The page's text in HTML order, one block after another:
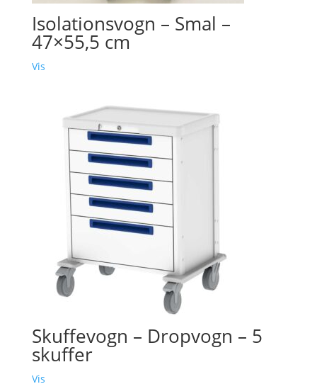
Isolationsvogn – Smal –
47×55,5 cm
Vis
Skuffevogn – Dropvogn – 5
skuffer
Vis